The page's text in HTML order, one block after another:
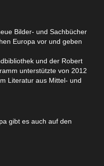
Bilder- und Sachbücher
Europa vor und geben
und der Robert
unterstützte von 2012
Literatur aus Mittel- und
gibt es auch auf den